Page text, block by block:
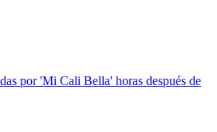
por 'Mi Cali Bella' horas después de